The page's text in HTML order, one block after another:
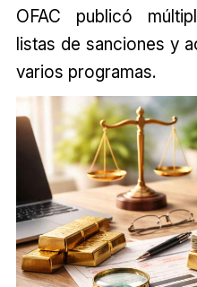
OFAC publicó
listas de sanciones y
varios programas.